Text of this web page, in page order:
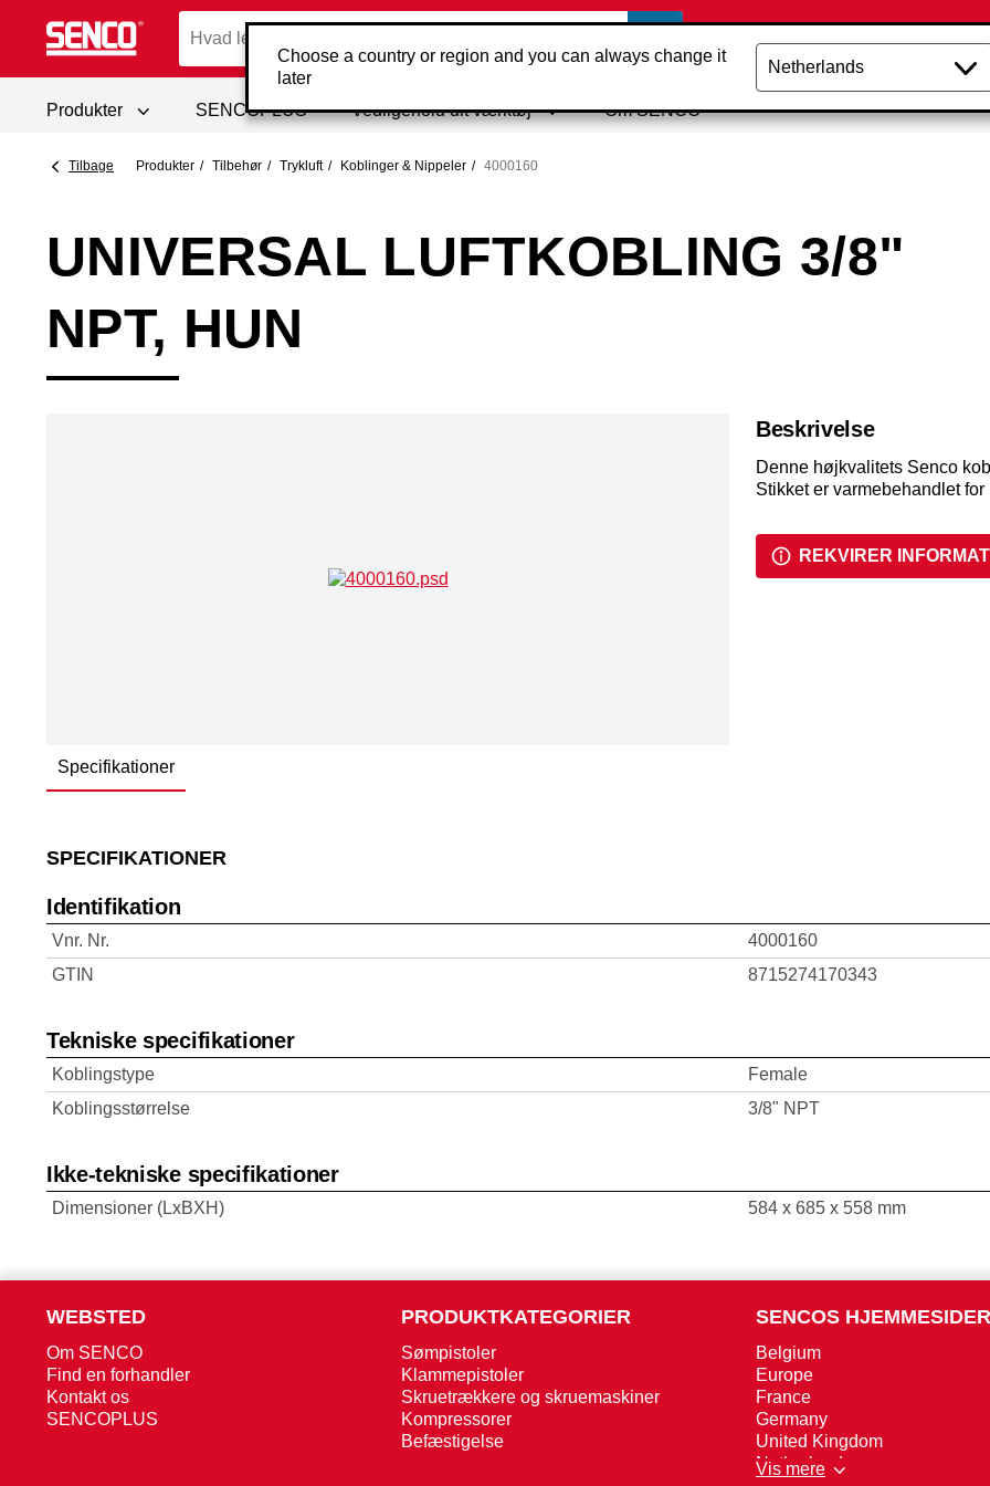
Choose a country or region and you can always change it
later
Produkter
SENCOPLUS Vedligehold dit værktøj Om SENCO
Tilbage Produkter Tilbehør Trykluft Koblinger & Nippeler 4000160
UNIVERSAL LUFTKOBLING 3/8"
NPT, HUN
Beskrivelse
Denne højkvalitets Senco
Stikket er varmebehandlet
REKVIRER
Specifikationer
SPECIFIKATIONER
Identifikation
Vnr. Nr.
4000160
GTIN
8715274170343
Tekniske specifikationer
Koblingstype
Female
Koblingsstørrelse
3/8" NPT
Ikke-tekniske specifikationer
Dimensioner (LxBXH) 584 x 685 x 558 mm
WEBSTED
Om SENCO
Find en forhandler
Kontakt os
SENCOPLUS
PRODUKTKATEGORIER
Sømpistoler
Klammepistoler
Skruetrækkere og skruemaskiner
Kompressorer
Befæstigelse
SENCOS HJEMMESIDER
Belgium
Europe
France
Germany
United Kingdom
Netherlands
Vis mere